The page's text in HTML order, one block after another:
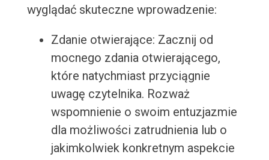
wyglądać skuteczne wprowadzenie:
Zdanie otwierające: Zacznij od
mocnego zdania otwierającego,
które natychmiast przyciągnie
uwagę czytelnika. Rozważ
wspomnienie o swoim entuzjazmie
dla możliwości zatrudnienia lub o
jakimkolwiek konkretnym aspekcie